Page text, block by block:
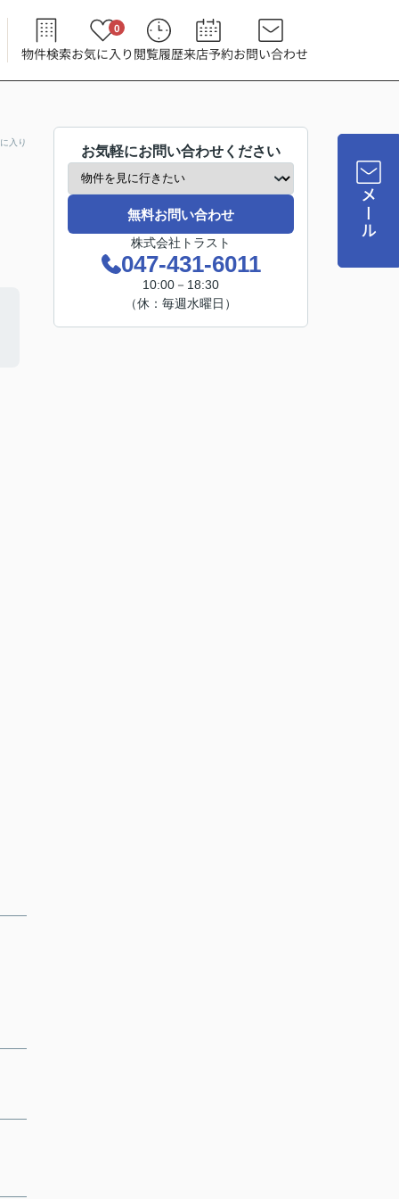
物件検索お気に入り
0
閲覧履歴来店予約お問い合わせ
メール
入り
お気軽にお問い合わせください
無料お問い合わせ
株式会社トラスト
047-431-6011
10:00－18:30
（休：毎週水曜日）